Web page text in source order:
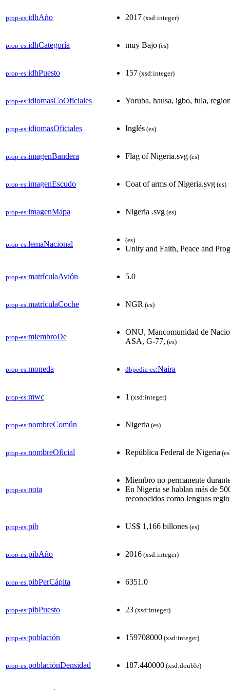
prop-es:idhAño 2017 (xsd:integer)
prop-es:idhCategoría muy Bajo (es)
prop-es:idhPuesto 157 (xsd:integer)
prop-es:idiomasCoOficiales Yoruba, hausa, igbo, fula,
prop-es:idiomasOficiales Inglés (es)
prop-es:imagenBandera Flag of Nigeria.svg (es)
prop-es:imagenEscudo Coat of arms of Nigeria.svg (es)
prop-es:imagenMapa Nigeria .svg (es)
prop-es:lemaNacional (es)
Unity and Faith, Peace and
prop-es:matrículaAvión 5.0
prop-es:matrículaCoche NGR (es)
prop-es:miembroDe
ONU, Mancomunidad de
ASA, G-77, (es)
prop-es:moneda dbpedia-es:Naira
prop-es:mwc 1 (xsd:integer)
prop-es:nombreComún Nigeria (es)
prop-es:nombreOficial República Federal de Nigeria
prop-es:nota
Miembro no permanente
En Nigeria se hablan más de
reconocidos como lenguas
prop-es:pib US$ 1,166 billones (es)
prop-es:pibAño 2016 (xsd:integer)
prop-es:pibPerCápita 6351.0
prop-es:pibPuesto 23 (xsd:integer)
prop-es:población 159708000 (xsd:integer)
prop-es:poblaciónDensidad 187.440000 (xsd:double)